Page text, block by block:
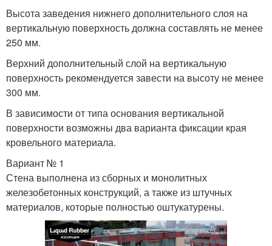
Высота заведения нижнего дополнительного слоя на
вертикальную поверхность должна составлять не менее
250 мм.
Верхний дополнительный слой на вертикальную
поверхность рекомендуется завести на высоту не менее
300 мм.
В зависимости от типа основания вертикальной
поверхности возможны два варианта фиксации края
кровельного материала.
Вариант № 1
Стена выполнена из сборных и монолитных
железобетонных конструкций, а также из штучных
материалов, которые полностью оштукатурены.